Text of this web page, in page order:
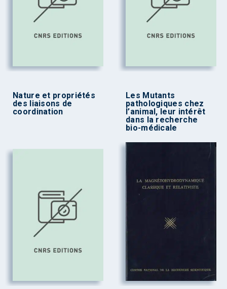
Nature et propriétés
des liaisons de
coordination
Les Mutants
pathologiques chez
l’animal, leur intérêt
dans la recherche
bio-médicale